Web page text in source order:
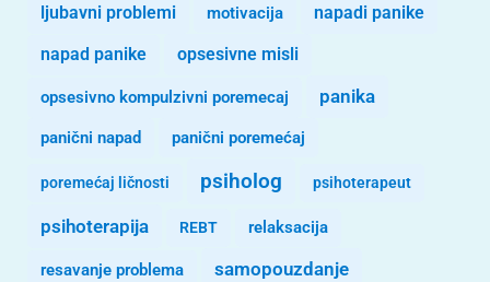
ljubavni problemi motivacija napadi panike
napad panike opsesivne misli
opsesivno kompulzivni poremecaj panika
panični napad panični poremećaj
poremećaj ličnosti psiholog psihoterapeut
psihoterapija REBT relaksacija
resavanje problema samopouzdanje